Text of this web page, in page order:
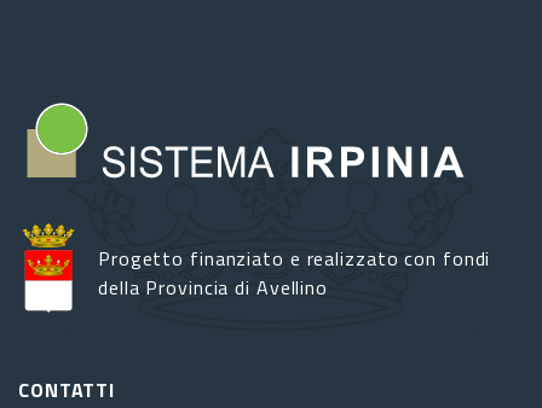
Progetto finanziato e realizzato con fondi
della Provincia di Avellino
CONTATTI